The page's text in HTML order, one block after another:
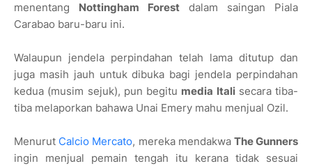
menentang Nottingham Forest dalam saingan Piala
Carabao baru-baru ini.
Walaupun jendela perpindahan telah lama ditutup dan
juga masih jauh untuk dibuka bagi jendela perpindahan
kedua (musim sejuk), pun begitu media Italisecara tiba-
tiba melaporkan bahawa Unai Emery mahu menjual Ozil.
Menurut Calcio Mercato, mereka mendakwa The Gunners
ingin menjual pemain tengah itu kerana tidak sesuai